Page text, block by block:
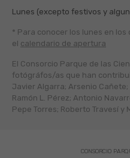
Lunes (excepto festivos y
* Para conocer los lunes en
el calendario de apertura
El Consorcio Parque de las
fotógráfos/as que han
Javier Algarra; Arsenio
Ramón L. Pérez; Antonio
Pepe Torres; Roberto Travesí y
CONSORCIO